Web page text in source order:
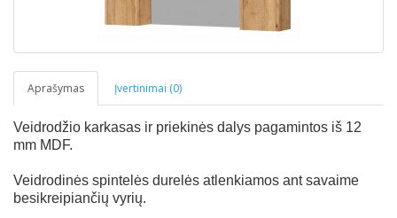
Aprašymas Įvertinimai (0)
Veidrodžio karkasas ir priekinės dalys pagamintos iš 12
mm MDF.
Veidrodinės spintelės durelės atlenkiamos ant savaime
besikreipiančių vyrių.